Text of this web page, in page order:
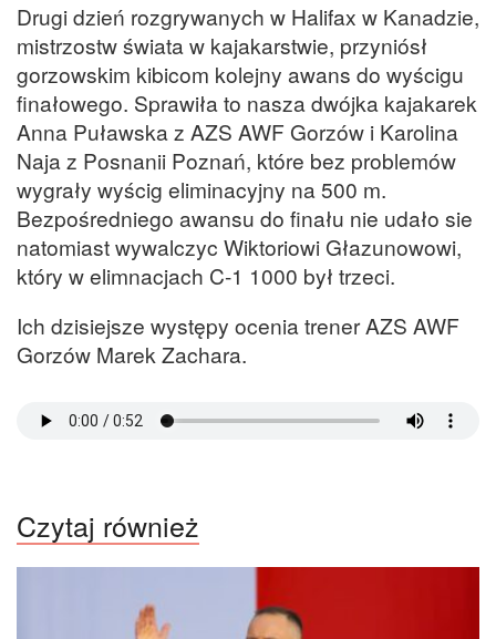
Drugi dzień rozgrywanych w Halifax w Kanadzie,
mistrzostw świata w kajakarstwie, przyniósł
gorzowskim kibicom kolejny awans do wyścigu
finałowego. Sprawiła to nasza dwójka kajakarek
Anna Puławska z AZS AWF Gorzów i Karolina
Naja z Posnanii Poznań, które bez problemów
wygrały wyścig eliminacyjny na 500 m.
Bezpośredniego awansu do finału nie udało sie
natomiast wywalczyc Wiktoriowi Głazunowowi,
który w elimnacjach C-1 1000 był trzeci.
Ich dzisiejsze występy ocenia trener AZS AWF
Gorzów Marek Zachara.
Czytaj również